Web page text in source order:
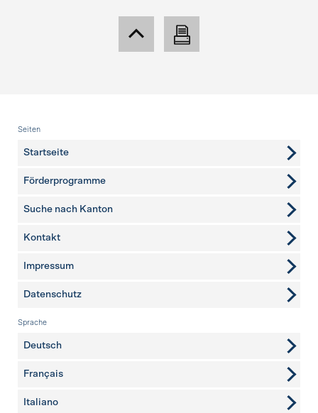
Fusszeile
Seiten
Startseite
Förderprogramme
Suche nach Kanton
weitere Seiten
Kontakt
Impressum
Datenschutz
Sprache
Deutsch
Français
Italiano